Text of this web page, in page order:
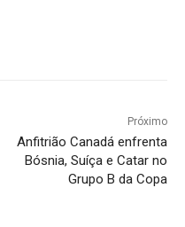
Próximo
Anfitrião Canadá enfrenta
Bósnia, Suíça e Catar no
Grupo B da Copa